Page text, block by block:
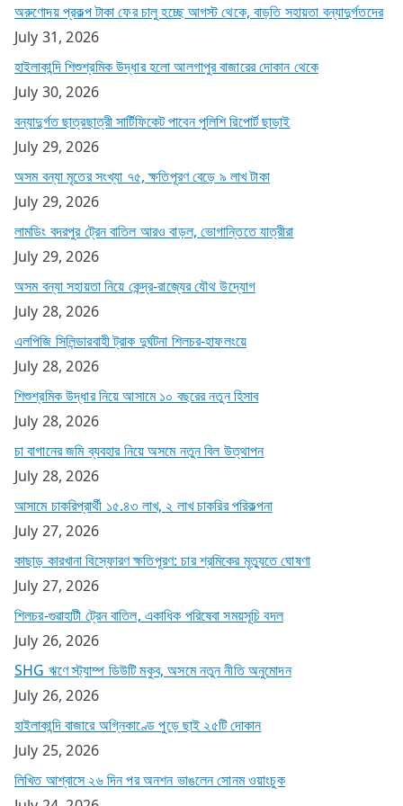
অরুণোদয় প্রকল্প টাকা ফের চালু হচ্ছে আগস্ট থেকে, বাড়তি সহায়তা বন্যাদুর্গতদের
July 31, 2026
হাইলাকান্দি শিশুশ্রমিক উদ্ধার হলো আলগাপুর বাজারের দোকান থেকে
July 30, 2026
বন্যাদুর্গত ছাত্রছাত্রী সার্টিফিকেট পাবেন পুলিশি রিপোর্ট ছাড়াই
July 29, 2026
অসম বন্যা মৃতের সংখ্যা ৭৫, ক্ষতিপূরণ বেড়ে ৯ লাখ টাকা
July 29, 2026
লামডিং বদরপুর ট্রেন বাতিল আরও বাড়ল, ভোগান্তিতে যাত্রীরা
July 29, 2026
অসম বন্যা সহায়তা নিয়ে কেন্দ্র-রাজ্যের যৌথ উদ্যোগ
July 28, 2026
এলপিজি সিলিন্ডারবাহী ট্রাক দুর্ঘটনা শিলচর-হাফলংয়ে
July 28, 2026
শিশুশ্রমিক উদ্ধার নিয়ে আসামে ১০ বছরের নতুন হিসাব
July 28, 2026
চা বাগানের জমি ব্যবহার নিয়ে অসমে নতুন বিল উত্থাপন
July 28, 2026
আসামে চাকরিপ্রার্থী ১৫.৪৩ লাখ, ২ লাখ চাকরির পরিকল্পনা
July 27, 2026
কাছাড় কারখানা বিস্ফোরণ ক্ষতিপূরণ: চার শ্রমিকের মৃত্যুতে ঘোষণা
July 27, 2026
শিলচর-গুৱাহাটী ট্রেন বাতিল, একাধিক পরিষেবা সময়সূচি বদল
July 26, 2026
SHG ঋণে স্ট্যাম্প ডিউটি মকুব, অসমে নতুন নীতি অনুমোদন
July 26, 2026
হাইলাকান্দি বাজারে অগ্নিকাণ্ডে পুড়ে ছাই ২৫টি দোকান
July 25, 2026
লিখিত আশ্বাসে ২৬ দিন পর অনশন ভাঙলেন সোনম ওয়াংচুক